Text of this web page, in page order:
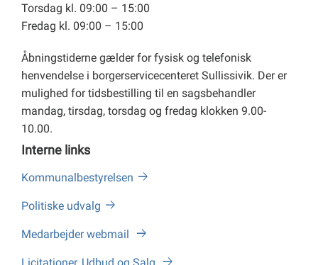
Torsdag kl. 09:00 – 15:00
Fredag kl. 09:00 – 15:00
Åbningstiderne gælder for fysisk og telefonisk
henvendelse i borgerservicecenteret Sullissivik. Der er
mulighed for tidsbestilling til en sagsbehandler
mandag, tirsdag, torsdag og fredag klokken 9.00-
10.00.
Interne links
Kommunalbestyrelsen
Politiske udvalg
Medarbejder webmail
Licitationer, Udbud og Salg